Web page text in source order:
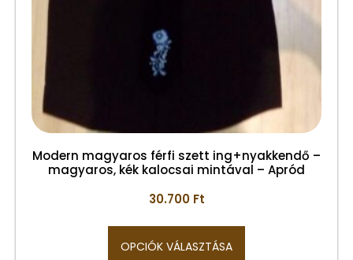
Modern magyaros férfi szett ing+nyakkendő –
magyaros, kék kalocsai mintával – Apród
30.700 Ft
OPCIÓK VÁLASZTÁSA